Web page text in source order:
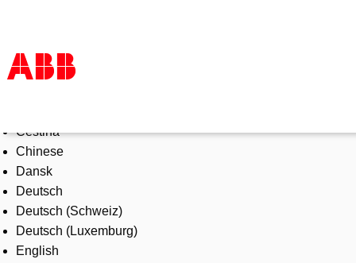
Products & Solutions
Industries
Services
About us
Where to buy
Contact us
Careers
Čeština
Chinese
Dansk
Deutsch
Deutsch (Schweiz)
Deutsch (Luxemburg)
English